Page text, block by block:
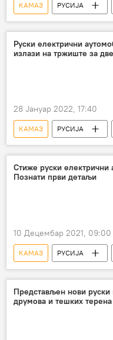
КАМАЗ РУСИЈА
Русија – друштво
Магазин
Руски електрични
излази на тржиште за
28 Јануар 2022, 17:40
КАМАЗ РУСИЈА
занимљивости
Русија – друштво
Магазин
Стиже руски електрични
Познати први детаљи
10 Децембар 2021, 09:00
КАМАЗ РУСИЈА
електрични аутомобил
Представљен нови
друмова и тешких